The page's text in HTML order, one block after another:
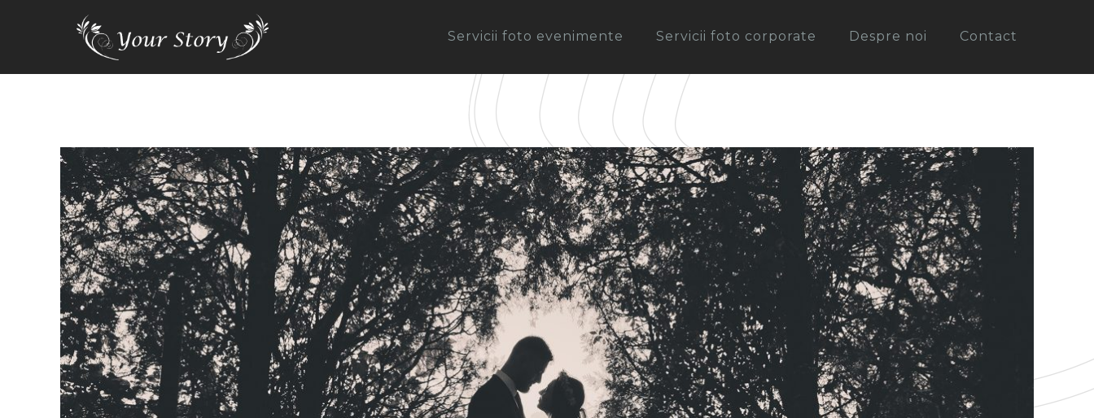
Servicii foto evenimente Servicii foto corporate Despre noi Contact